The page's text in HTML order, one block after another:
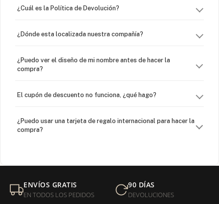
¿Cuál es la Política de Devolución?
¿Dónde esta localizada nuestra compañía?
¿Puedo ver el diseño de mi nombre antes de hacer la
compra?
El cupón de descuento no funciona, ¿qué hago?
¿Puedo usar una tarjeta de regalo internacional para hacer la
compra?
Mi orden fue devuelta por USPS, ¿qué hago para que sea
entregada?
ENVÍOS GRATIS
EN TODOS LOS PEDIDOS
90 DÍAS
DEVOLUCIONES